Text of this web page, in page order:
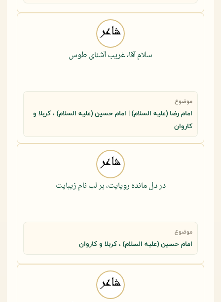
سلام آقا، غریب آشنای طوس
موضوع
امام رضا (علیه السلام) | امام حسین (علیه السلام) ، کربلا و
کاروان
در دل مانده رویایت، بر لب نام زیبایت
موضوع
امام حسین (علیه السلام) ، کربلا و کاروان